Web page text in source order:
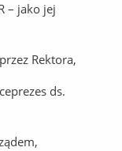
– jako jej
Rektora,
ds.